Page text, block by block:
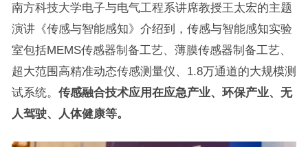
南方科技大学电子与电气工程系讲席教授王太宏的主题
演讲《传感与智能感知》介绍到，传感与智能感知实验
室包括MEMS传感器制备工艺、薄膜传感器制备工艺、
超大范围高精准动态传感测量仪、1.8万通道的大规模测
试系统。 传感融合技术应用在应急产业、环保产业、无
人驾驶、人体健康等。